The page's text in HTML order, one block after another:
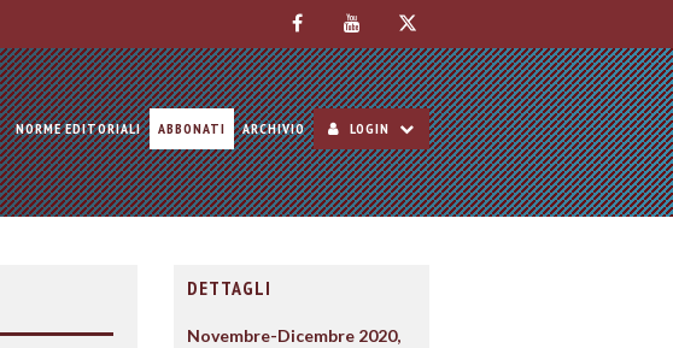
NORME EDITORIALI ABBONATI ARCHIVIO LOGIN
DETTAGLI
Novembre-Dicembre 2020,